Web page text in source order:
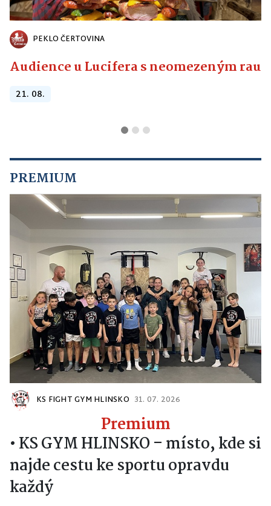
PEKLO ČERTOVINA
Audience u Lucifera s neomezeným
21. 08.
PREMIUM
KS FIGHT GYM HLINSKO 31. 07. 2026
Premium
• KS GYM HLINSKO – místo, kde si
najde cestu ke sportu opravdu
každý